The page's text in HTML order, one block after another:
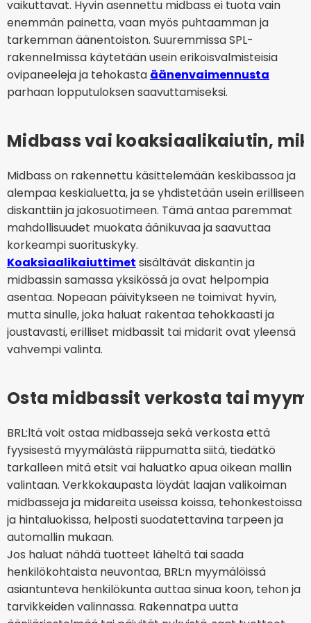
vaikuttavat. Hyvin asennettu midbass ei tuota vain
enemmän painetta, vaan myös puhtaamman ja
tarkemman äänentoiston. Suuremmissa SPL-
rakennelmissa käytetään usein erikoisvalmisteisia
ovipaneeleja ja tehokasta äänenvaimennusta
parhaan lopputuloksen saavuttamiseksi.
Midbass vai koaksiaalikaiutin,
Midbass on rakennettu käsittelemään keskibassoa ja
alempaa keskialuetta, ja se yhdistetään usein erilliseen
diskanttiin ja jakosuotimeen. Tämä antaa paremmat
mahdollisuudet muokata äänikuvaa ja saavuttaa
korkeampi suorituskyky.
Koaksiaalikaiuttimet sisältävät diskantin ja
midbassin samassa yksikössä ja ovat helpompia
asentaa. Nopeaan päivitykseen ne toimivat hyvin,
mutta sinulle, joka haluat rakentaa tehokkaasti ja
joustavasti, erilliset midbassit tai midarit ovat yleensä
vahvempi valinta.
Osta midbassit verkosta tai
BRL:ltä voit ostaa midbasseja sekä verkosta että
fyysisestä myymälästä riippumatta siitä, tiedätkö
tarkalleen mitä etsit vai haluatko apua oikean mallin
valintaan. Verkkokaupasta löydät laajan valikoiman
midbasseja ja midareita useissa koissa, tehonkestoissa
ja hintaluokissa, helposti suodatettavina tarpeen ja
automallin mukaan.
Jos haluat nähdä tuotteet läheltä tai saada
henkilökohtaista neuvontaa, BRL:n myymälöissä
asiantunteva henkilökunta auttaa sinua koon, tehon ja
tarvikkeiden valinnassa. Rakennatpa uutta